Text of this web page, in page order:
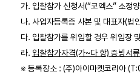
가. 입찰참가 신청서(“코엑스” 소정양
나. 사업자등록증 사본 및 대표자(
다. 입찰참가를 위임할 경우 위임장
   라.
입찰참가자격(가~다 항) 증빙서
※ 등록장소 : (주)아이마켓코리아